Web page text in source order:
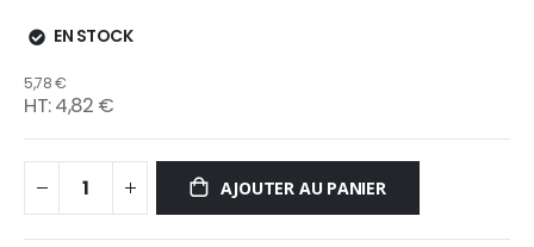
EN STOCK
5,78 €
4,82 €
AJOUTER AU PANIER